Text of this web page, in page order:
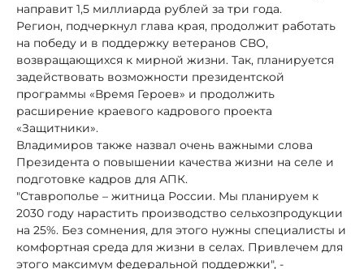
направит 1,5 миллиарда рублей за три года.
Регион, подчеркнул глава края, продолжит работать
на победу и в поддержку ветеранов СВО,
возвращающихся к мирной жизни. Так, планируется
задействовать возможности президентской
программы «Время Героев» и продолжить
расширение краевого кадрового проекта
«Защитники».
Владимиров также назвал очень важными слова
Президента о повышении качества жизни на селе и
подготовке кадров для АПК.
"Ставрополье – житница России. Мы планируем к
2030 году нарастить производство сельхозпродукции
на 25%. Без сомнения, для этого нужны специалисты и
комфортная среда для жизни в селах. Привлечем для
этого максимум федеральной поддержки", -